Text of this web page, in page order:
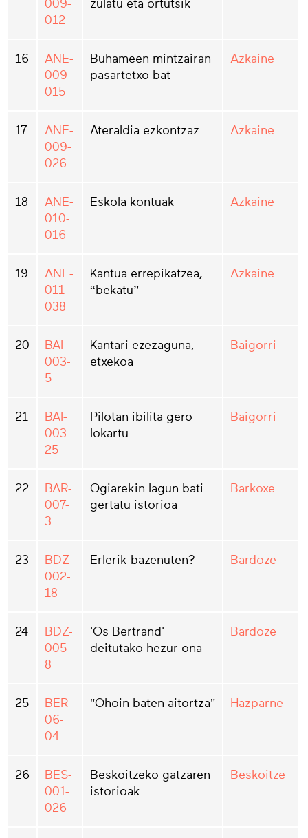
009-
012
zulatu eta ortutsik
16
ANE-
009-
015
Buhameen mintzairan
pasartetxo bat
Azkaine
17
ANE-
009-
026
Ateraldia ezkontzaz Azkaine
18
ANE-
010-
016
Eskola kontuak Azkaine
19
ANE-
011-
038
Kantua errepikatzea,
“bekatu”
Azkaine
20
BAI-
003-
5
Kantari ezezaguna,
etxekoa
Baigorri
21
BAI-
003-
25
Pilotan ibilita gero
lokartu
Baigorri
22
BAR-
007-
3
Ogiarekin lagun bati
gertatu istorioa
Barkoxe
23
BDZ-
002-
18
Erlerik bazenuten? Bardoze
24
BDZ-
005-
8
'Os Bertrand'
deitutako hezur ona
Bardoze
25
BER-
06-
04
"Ohoin baten aitortza" Hazparne
26
BES-
001-
026
Beskoitzeko gatzaren
istorioak
Beskoitze